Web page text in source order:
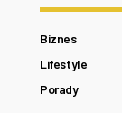
Biznes
Lifestyle
Porady